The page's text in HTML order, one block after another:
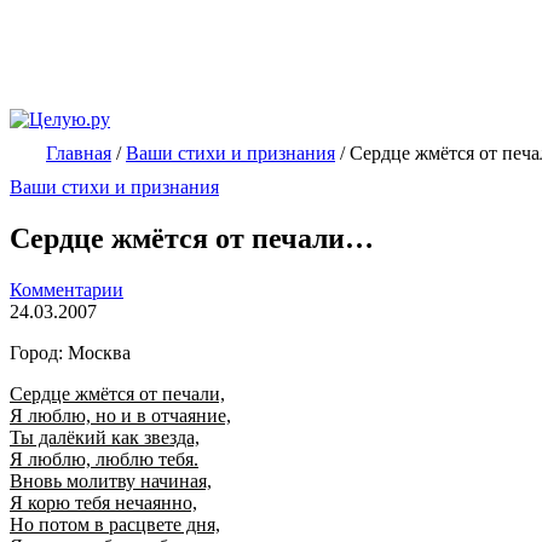
Главная /Ваши стихи и признания /Сердце жмётся от
Ваши стихи и признания
Сердце жмётся от печали…
Комментарии
24.03.2007
Город: Москва
Сердце жмётся от печали,
Я люблю, но и в отчаяние,
Ты далёкий как звезда,
Я люблю, люблю тебя.
Вновь молитву начиная,
Я корю тебя нечаянно,
Но потом в расцвете дня,